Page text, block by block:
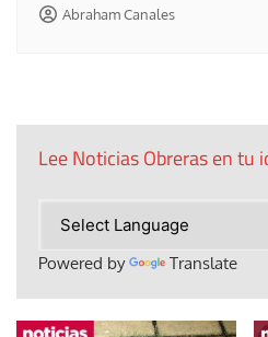
Abraham Canales
Lee Noticias Obreras en tu
Powered by Translate